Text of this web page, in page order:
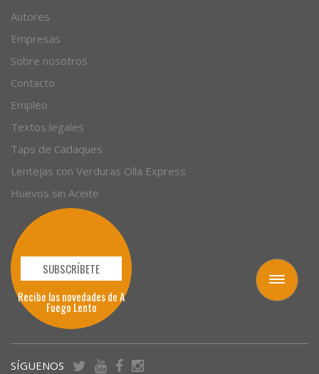
Toggle
navigation
Artículos
Autores
Empresas
Sobre nosotros
Contacto
Empleo
Textos legales
Taps de Cadaques
Lentejas con Verduras Olla Express
Huevos sin Aceite
SUBSCRÍBETE
Recibe las novedades de A